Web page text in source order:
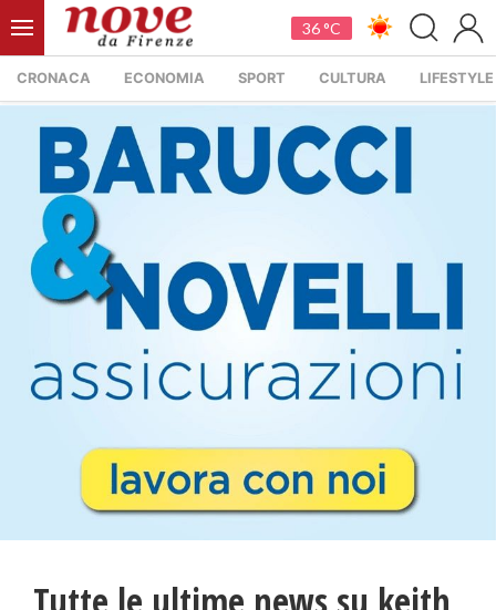
36 °C
CRONACA ECONOMIA SPORT CULTURA LIFESTYLE